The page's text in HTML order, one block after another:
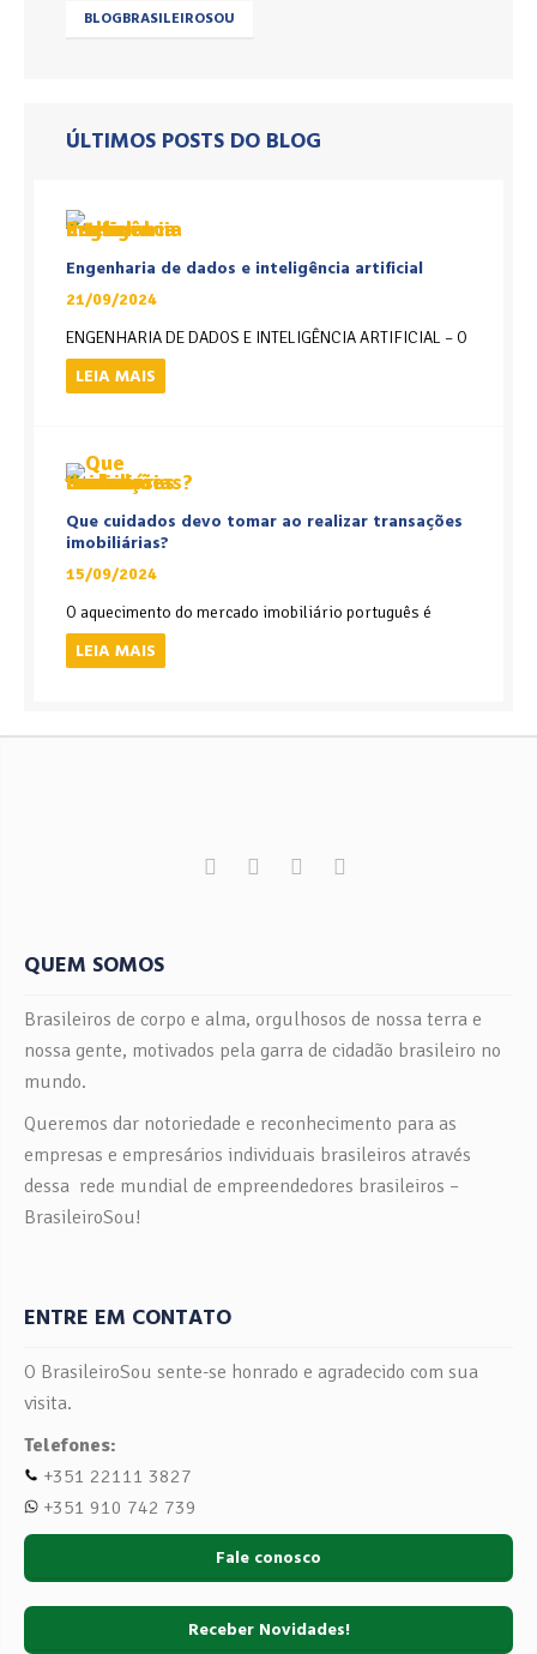
BLOGBRASILEIROSOU
ÚLTIMOS POSTS DO BLOG
Engenharia de dados e inteligência artificial
21/09/2024
ENGENHARIA DE DADOS E INTELIGÊNCIA ARTIFICIAL – O
LEIA MAIS
Que cuidados devo tomar ao realizar transações
imobiliárias?
15/09/2024
O aquecimento do mercado imobiliário português é
LEIA MAIS
QUEM SOMOS
Brasileiros de corpo e alma, orgulhosos de nossa terra e
nossa gente, motivados pela garra de cidadão brasileiro no
mundo.
Queremos dar notoriedade e reconhecimento para as
empresas e empresários individuais brasileiros através
dessa rede mundial de empreendedores brasileiros –
BrasileiroSou!
ENTRE EM CONTATO
O BrasileiroSou sente-se honrado e agradecido com sua
visita.
Telefones:
+351 22111 3827
+351 910 742 739
Fale conosco
Receber Novidades!